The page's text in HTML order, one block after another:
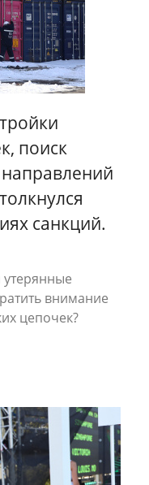
Эконом-
поиск
санкций.
утерянные
внимание
цепочек?